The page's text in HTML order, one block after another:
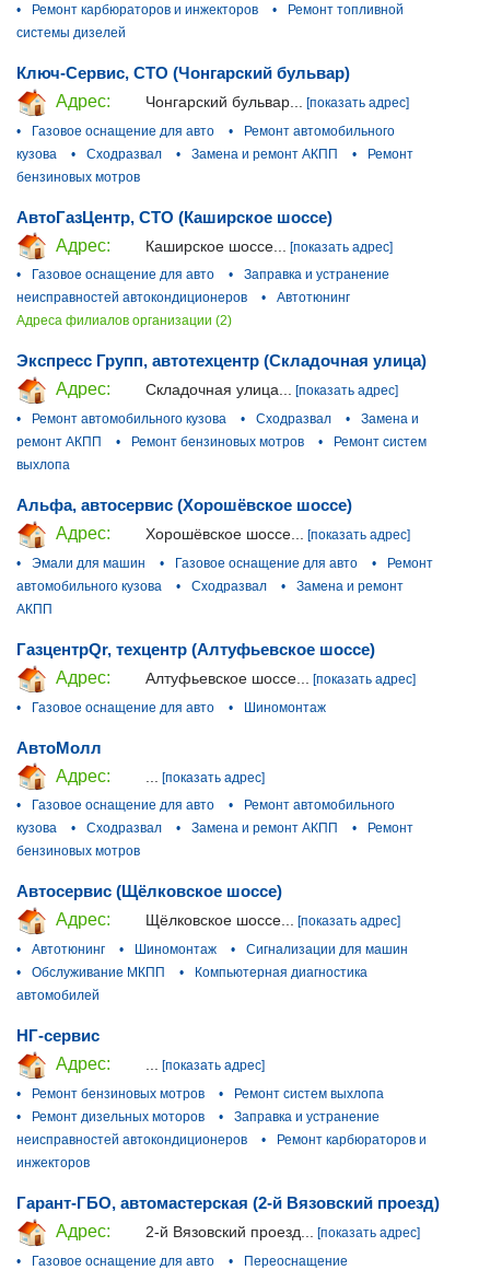
•
Ремонт карбюраторов и инжекторов •
Ремонт топливной
системы дизелей
Ключ-Сервис, СТО (Чонгарский бульвар)
Адрес:
Чонгарский бульвар...
[показать адрес]
•
Газовое оснащение для авто •
Ремонт автомобильного
кузова
• Сходразвал • Замена и ремонт АКПП •
Ремонт
бензиновых мотров
АвтоГазЦентр, СТО (Каширское шоссе)
Адрес:
Каширское шоссе...
[показать адрес]
•
Газовое оснащение для авто •
Заправка и устранение
неисправностей автокондиционеров
•
Автотюнинг
Адреса филиалов организации (2)
Экспресс Групп, автотехцентр (Складочная улица)
Адрес:
Складочная улица... [показать адрес]
•
Ремонт автомобильного кузова • Сходразвал •
Замена и
ремонт АКПП
• Ремонт бензиновых мотров •
Ремонт систем
выхлопа
Альфа, автосервис (Хорошёвское шоссе)
Адрес:
Хорошёвское шоссе...
[показать адрес]
•
Эмали для машин • Газовое оснащение для авто •
Ремонт
автомобильного кузова
• Сходразвал •
Замена и ремонт
АКПП
ГазцентрQr, техцентр (Алтуфьевское шоссе)
Адрес:
Алтуфьевское шоссе...
[показать адрес]
•
Газовое оснащение для авто • Шиномонтаж
АвтоМолл
Адрес:
[показать адрес]
•
Газовое оснащение для авто •
Ремонт автомобильного
кузова
• Сходразвал • Замена и ремонт АКПП •
Ремонт
бензиновых мотров
Автосервис (Щёлковское шоссе)
Адрес:
Щёлковское шоссе... [показать адрес]
•
Автотюнинг • Шиномонтаж •
Сигнализации для машин
•
Обслуживание МКПП •
Компьютерная диагностика
автомобилей
НГ-сервис
Адрес:
... [показать адрес]
•
Ремонт бензиновых мотров •
Ремонт систем выхлопа
•
Ремонт дизельных моторов •
Заправка и устранение
неисправностей автокондиционеров
•
Ремонт карбюраторов и
инжекторов
Гарант-ГБО, автомастерская (2-й Вязовский проезд)
Адрес:
2-й Вязовский проезд...
[показать адрес]
•
Газовое оснащение для авто •
Переоснащение